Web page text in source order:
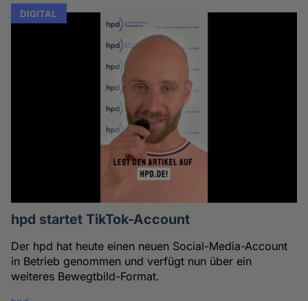
DIGITAL
hpd startet TikTok-Account
Der hpd hat heute einen neuen Social-Media-Account
in Betrieb genommen und verfügt nun über ein
weiteres Bewegtbild-Format.